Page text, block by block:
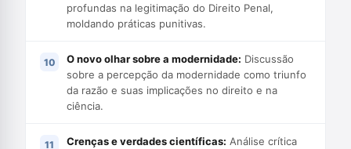
profundas na legitimação do Direito Penal,
moldando práticas punitivas.
O novo olhar sobre a modernidade: Discussão
sobre a percepção da modernidade como triunfo
da razão e suas implicações no direito e na
ciência.
Crenças e verdades científicas: Análise crítica